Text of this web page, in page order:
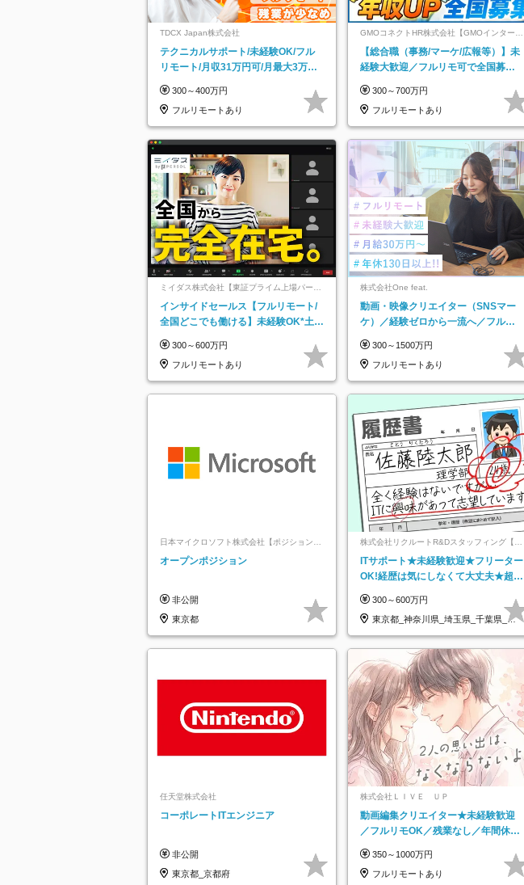
TDCX Japan株式会社
テクニカルサポート/未経験OK/フル
リモート/月収31万円可/月最大3万の
300～400万円
フルリモートあり
GMOコネクトHR株式会社【GMOインターネ
ットグループ】
【総合職（事務/マーケ/広報等）】未
経験大歓迎／フルリモ可で全国募
★
300～700万円
フルリモートあり
ミイダス株式会社【東証プライム上場パーソ
インサイドセールス【フルリモート/
全国どこでも働ける】未経験OK*土日
300～600万円
フルリモートあり
株式会社One feat.
動画・映像クリエイター（SNSマー
ケ）／経験ゼロから一流へ／フルリ
日以上
300～1500万円
フルリモートあり
日本マイクロソフト株式会社【ポジションマ
ッチ登録】
オープンポジション
非公開
東京都
株式会社リクルートR&Dスタッフィング【リ
クルートグループ】
ITサポート★未経験歓迎★フリーター
OK!経歴は気にしなくて大丈夫★超大
300～600万円
東京都_神奈川県_埼玉県_千葉県_大
阪府…
任天堂株式会社
コーポレートITエンジニア
非公開
東京都_京都府
株式会社ＬＩＶＥ ＵＰ
動画編集クリエイター★未経験歓迎
／フルリモOK／残業なし／年間休日
実で安心
350～1000万円
フルリモートあり